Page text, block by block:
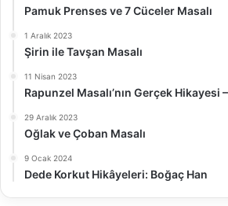
Pamuk Prenses ve 7 Cüceler Masalı
1 Aralık 2023
Şirin ile Tavşan Masalı
11 Nisan 2023
Rapunzel Masalı’nın Gerçek Hikayesi
29 Aralık 2023
Oğlak ve Çoban Masalı
9 Ocak 2024
Dede Korkut Hikâyeleri: Boğaç Han